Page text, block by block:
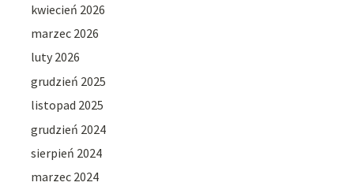
kwiecień 2026
marzec 2026
luty 2026
grudzień 2025
listopad 2025
grudzień 2024
sierpień 2024
marzec 2024